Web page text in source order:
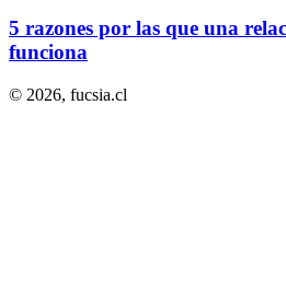
5 razones por las que una
funciona
© 2026, fucsia.cl